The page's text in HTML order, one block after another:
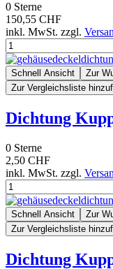
0 Sterne
150,55 CHF
inkl. MwSt. zzgl.
Schnell Ansicht
Zur
Zur Vergleichsliste
Dichtung
0 Sterne
2,50 CHF
inkl. MwSt. zzgl.
Schnell Ansicht
Zur
Zur Vergleichsliste
Dichtung